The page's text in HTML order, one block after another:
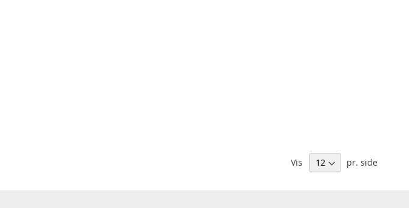
Vis pr. side